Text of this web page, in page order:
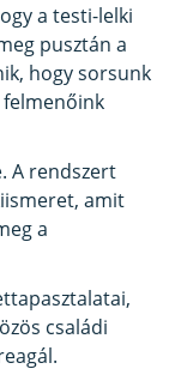
a testi-lelki
pusztán a
hogy sorsunk
felmenőink
A rendszert
amit
a
családi